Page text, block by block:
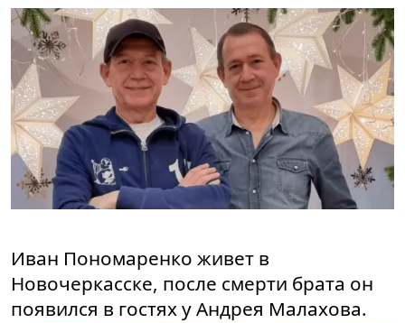
Иван Пономаренко живет в
Новочеркасске, после смерти брата он
появился в гостях у Андрея Малахова.